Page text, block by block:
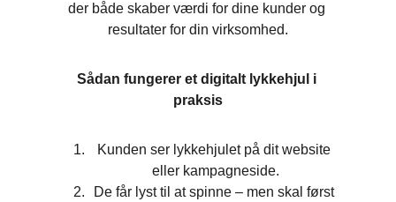
der både skaber værdi for dine kunder og
resultater for din virksomhed.
Sådan fungerer et digitalt lykkehjul i
praksis
Kunden ser lykkehjulet på dit website
eller kampagneside.
De får lyst til at spinne – men skal først